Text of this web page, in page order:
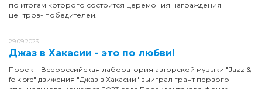
по итогам которого состоится церемония награждения
центров- победителей.
29.09.2023
Джаз в Хакасии - это по любви!
Проект "Всероссийская лаборатория авторской музыки "Jazz &
folklore" движения "Джаз в Хакасии" выиграл грант первого